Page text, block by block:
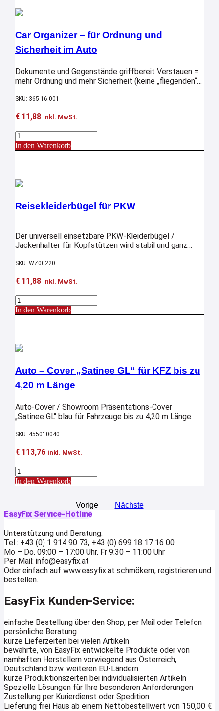
Trial-
Motorräder
Car Organizer – für Ordnung und
Sicherheit im Auto
Dokumente und Gegenstände griffbereit Verstauen =
mehr Ordnung und mehr Sicherheit (keine „fliegenden“
unterwegs.
SKU: 365-16.001
€11,88 inkl. MwSt.
Car
Organizer
-
und
Sicherheit
Auto
In den Warenkorb
Reisekleiderbügel für PKW
Der universell einsetzbare PKW-Kleiderbügel /
Jackenhalter für Kopfstützen wird stabil und ganz
SKU: WZ00220
€11,88 inkl. MwSt.
Reisekleiderbügel
für
PKW
In den Warenkorb
Auto – Cover „Satinee GL“ für KFZ bis zu
4,20 m Länge
Auto-Cover / Showroom Präsentations-Cover
„Satinee GL“ blau für Fahrzeuge bis zu 4,20 m Länge.
SKU: 455010040
€113,76 inkl. MwSt.
Auto
-
Cover
für
bis
zu
4,20
m
Länge
Menge
In den Warenkorb
Vorige Nächste
EasyFix Service-Hotline
Unterstützung und Beratung:
Tel.: +43 (0) 1 914 90 73, +43 (0) 699 18 17 16 00
Mo – Do, 09:00 – 17:00 Uhr, Fr 9:30 – 11:00 Uhr
Per Mail: info@easyfix.at
Oder einfach auf www.easyfix.at schmökern, registrieren und
bestellen.
EasyFix Kunden-Service:
einfache Bestellung über den Shop, per Mail oder Telefon
persönliche Beratung
kurze Lieferzeiten bei vielen Artikeln
bewährte, von EasyFix entwickelte Produkte oder von
namhaften Herstellern vorwiegend aus Österreich,
Deutschland bzw. weiteren EU-Ländern.
kurze Produktionszeiten bei individualisierten Artikeln
Spezielle Lösungen für Ihre besonderen Anforderungen
Zustellung per Kurierdienst oder Spedition
Lieferung frei Haus ab einem Nettobestellwert von 150,00 €